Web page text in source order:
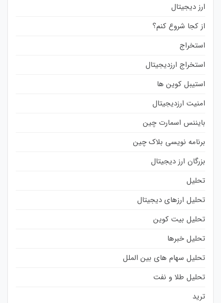
ارز دیجیتال
از کجا شروع کنم؟
استخراج
استخراج ارزدیجیتال
استیبل کوین ها
امنیت ارزدیجیتال
بایننس اسمارت چین
برنامه نویسی بلاک چین
بزرگان ارز دیجیتال
تحلیل
تحلیل ارزهای دیجیتال
تحلیل بیت کوین
تحلیل خبرها
تحلیل سهام های بین الملل
تحلیل طلا و نفت
ترید